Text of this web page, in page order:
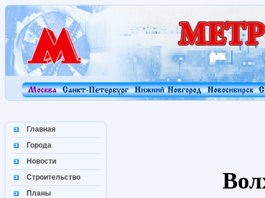
Главная
Города
Новости
Строительство
Планы